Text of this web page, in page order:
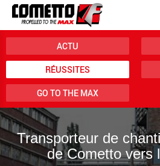
ACTU
RÉUSSITES
GO TO THE MAX
Transporteur de
de Cometto vers